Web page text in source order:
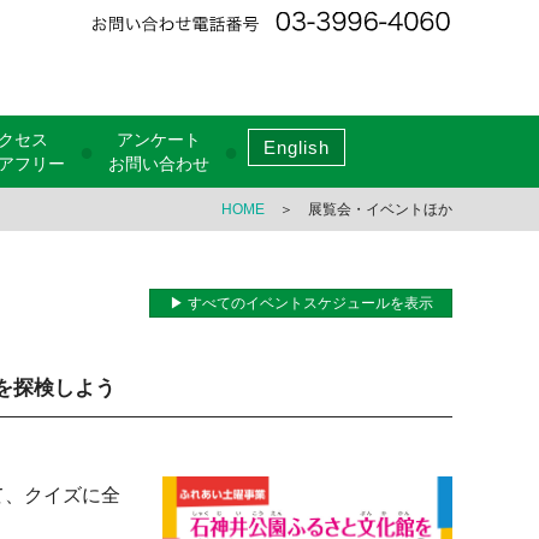
セス
フリー
アンケート
お問い合わせ
English
HOME ＞ 展覧会・イベントほか
▶ すべてのイベントスケジュールを表示
探検しよう
クイズに全